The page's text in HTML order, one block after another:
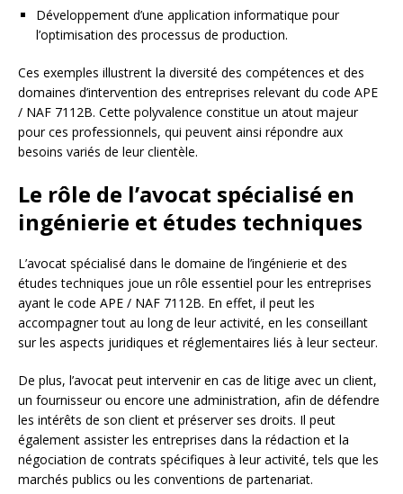
Développement d’une application informatique pour
l’optimisation des processus de production.
Ces exemples illustrent la diversité des compétences et des
domaines d’intervention des entreprises relevant du code APE
/ NAF 7112B. Cette polyvalence constitue un atout majeur
pour ces professionnels, qui peuvent ainsi répondre aux
besoins variés de leur clientèle.
Le rôle de l’avocat spécialisé en
ingénierie et études techniques
L’avocat spécialisé dans le domaine de l’ingénierie et des
études techniques joue un rôle essentiel pour les entreprises
ayant le code APE / NAF 7112B. En effet, il peut les
accompagner tout au long de leur activité, en les conseillant
sur les aspects juridiques et réglementaires liés à leur secteur.
De plus, l’avocat peut intervenir en cas de litige avec un client,
un fournisseur ou encore une administration, afin de défendre
les intérêts de son client et préserver ses droits. Il peut
également assister les entreprises dans la rédaction et la
négociation de contrats spécifiques à leur activité, tels que les
marchés publics ou les conventions de partenariat.